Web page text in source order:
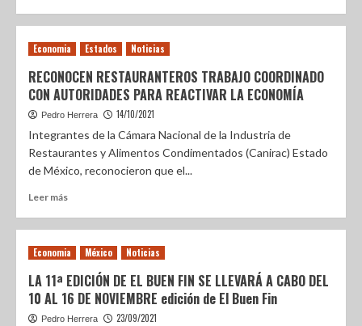
Economia Estados Noticias
RECONOCEN RESTAURANTEROS TRABAJO COORDINADO
CON AUTORIDADES PARA REACTIVAR LA ECONOMÍA
Pedro Herrera 14/10/2021
Integrantes de la Cámara Nacional de la Industria de
Restaurantes y Alimentos Condimentados (Canirac) Estado
de México, reconocieron que el...
Leer más
Economia México Noticias
LA 11ª EDICIÓN DE EL BUEN FIN SE LLEVARÁ A CABO DEL
10 AL 16 DE NOVIEMBRE edición de El Buen Fin
Pedro Herrera 23/09/2021